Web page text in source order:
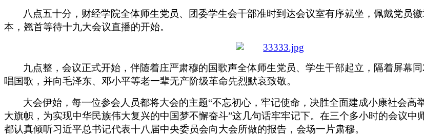
八点五十分，财经学院全体师生党员、团委学生会干部准时到达会议室有序就坐，佩戴党员
本，翘首等待十九大会议直播的开始。
九点整，会议正式开始，伴随着庄严肃穆的国歌声全体师生党员、学生干部起立，隔着屏幕同
唱国歌，并向毛泽东、邓小平等老一辈无产阶级革命先烈默哀致敬。
大会伊始，每一位参会人员都将大会的主题“不忘初心，牢记使命，决胜全面建成小康社会高
大旗帜，为实现中华民族伟大复兴的中国梦不懈奋斗”这几句话牢牢记下。在三个多小时的会议中
都认真倾听习近平总书记代表十八届中央委员会向大会所做的报告，会场一片肃穆。